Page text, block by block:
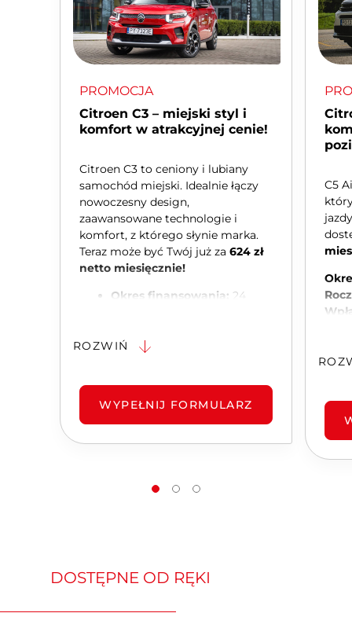
PROMOCJA
Citroen C3 – miejski styl i
komfort w atrakcyjnej cenie!
Citroen C3 to ceniony i lubiany
samochód miejski. Idealnie łączy
nowoczesny design,
zaawansowane technologie i
komfort, z którego słynie marka.
Teraz może być Twój już za 624 zł
netto miesięcznie!
Okres finansowania: 24
Roczny limit kilometrów:
10.000
Wpłata własna:10%
wartości pojazdu
Znajdziesz w nim m.in.:
ekranem i bezprzewodowym
benzynowy o mocy 100KM
ROZWIŃ
WYPEŁNIJ FORMULARZ
C5
DOSTĘPNE OD RĘKI